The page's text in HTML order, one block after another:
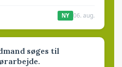
NY 06. aug.
søges til